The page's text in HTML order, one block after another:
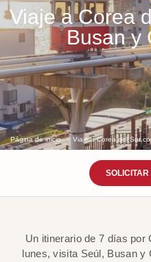
Viaje a Corea
Busan y
Página de inicio Viaje a Corea del Sur
SOLICITAR
Un itinerario de 7 días por
lunes, visita Seúl, Busan y